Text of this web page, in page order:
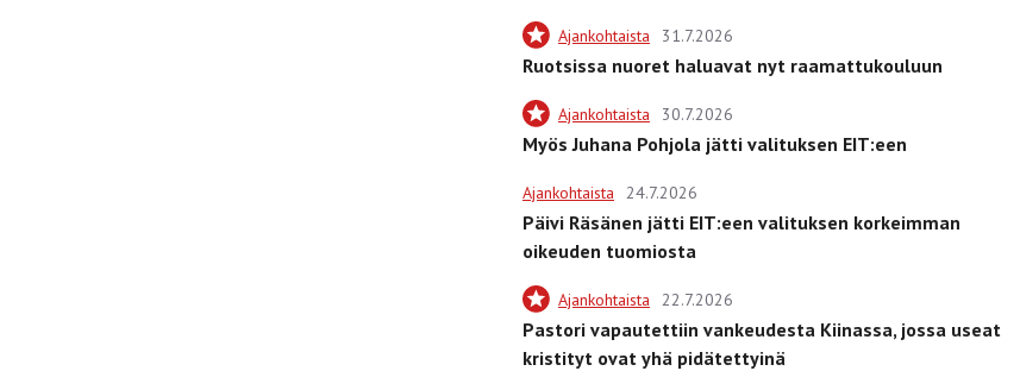
Ajankohtaista 31.7.2026
Ruotsissa nuoret haluavat nyt raamattukouluun
Ajankohtaista 30.7.2026
Myös Juhana Pohjola jätti valituksen EIT:een
Ajankohtaista 24.7.2026
Päivi Räsänen jätti EIT:een valituksen korkeimman
oikeuden tuomiosta
Ajankohtaista 22.7.2026
Pastori vapautettiin vankeudesta Kiinassa, jossa useat
kristityt ovat yhä pidätettyinä